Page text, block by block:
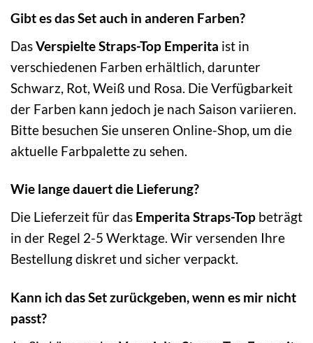
Gibt es das Set auch in anderen Farben?
DasVerspielte Straps-Top Emperita ist in
verschiedenen Farben erhältlich, darunter
Schwarz, Rot, Weiß und Rosa. Die Verfügbarkeit
der Farben kann jedoch je nach Saison variieren.
Bitte besuchen Sie unseren Online-Shop, um die
aktuelle Farbpalette zu sehen.
Wie lange dauert die Lieferung?
Die Lieferzeit für das Emperita Straps-Top beträgt
in der Regel 2-5 Werktage. Wir versenden Ihre
Bestellung diskret und sicher verpackt.
Kann ich das Set zurückgeben, wenn es mir nicht
passt?